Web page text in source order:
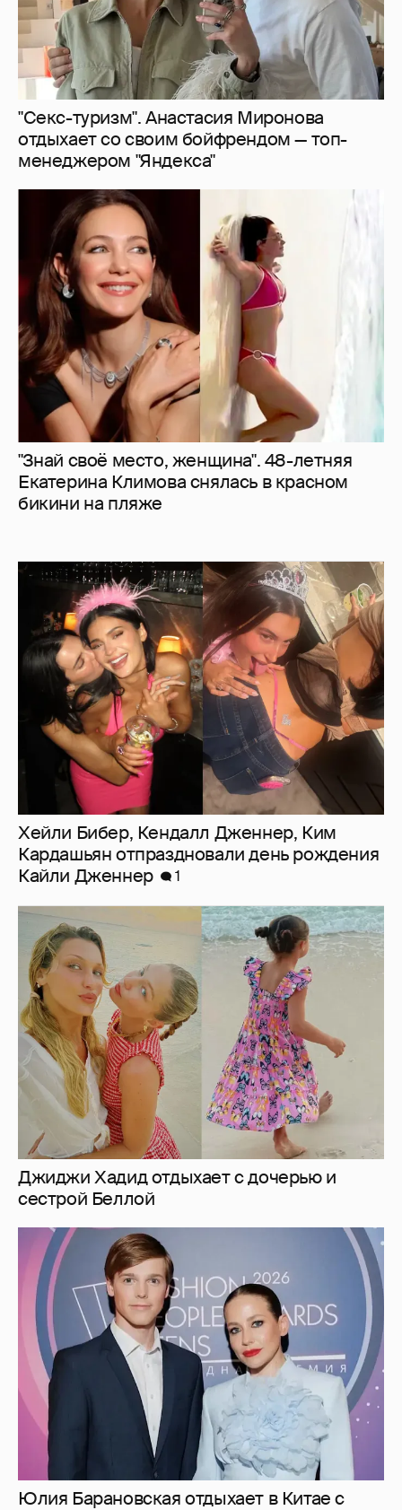
"Секс-туризм". Анастасия Миронова
отдыхает со своим бойфрендом — топ-
менеджером "Яндекса"
"Знай своё место, женщина". 48-летняя
Екатерина Климова снялась в красном
бикини на пляже
Хейли Бибер, Кендалл Дженнер, Ким
Кардашьян отпраздновали день рождения
Кайли Дженнер
1
Джиджи Хадид отдыхает с дочерью и
сестрой Беллой
Юлия Барановская отдыхает в Китае с